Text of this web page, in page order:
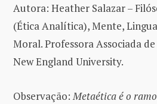
Autora: Heather Salazar –
(Ética Analítica), Mente,
Moral. Professora Associada
New England University.
Observação:Metaética é o